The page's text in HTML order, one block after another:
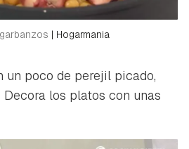
| Hogarmania
un poco de perejil picado,
los platos con unas